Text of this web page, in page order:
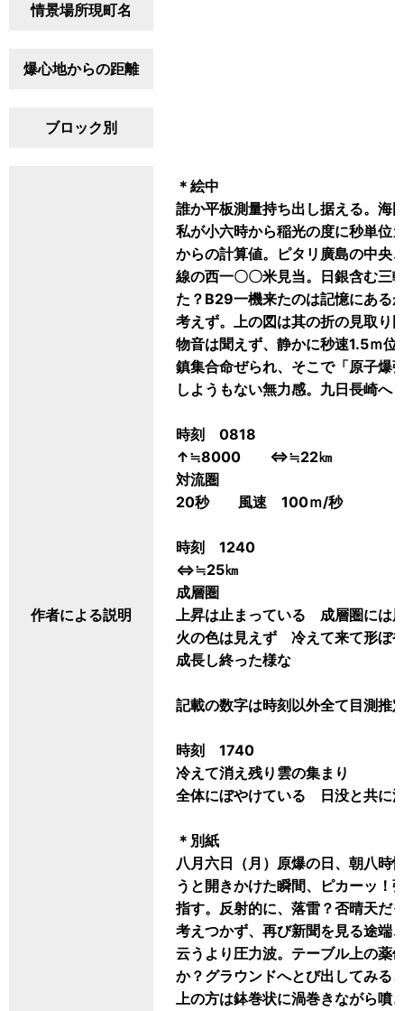
情景場所現町名
爆心地からの距離
ブロック別
作者による説明
＊絵中
誰か平板測量持ち出し据える。海
私が小六時から稲光の度に秒単位
からの計算値。ピタリ廣島の中央
線の西一〇〇米見当。日銀含む三
た？B29一機来たのは記憶にある
考えず。上の図は其の折の見取り
物音は聞えず、静かに秒速1.5ｍ
鎮集合命ぜられ、そこで「原子爆
しようもない無力感。九日長崎へ
時刻 0818
↑≒8000 ⇔≒22㎞
対流圏
20秒 風速 100ｍ/秒
時刻 1240
⇔≒25㎞
成層圏
上昇は止まっている 成層圏には
火の色は見えず 冷えて来て形ぼ
成長し終った様な
記載の数字は時刻以外全て目測推
時刻 1740
冷えて消え残り雲の集まり
全体にぼやけている 日没と共に
＊別紙
八月六日（月）原爆の日、朝八時
うと開きかけた瞬間、ピカーッ！
指す。反射的に、落雷？否晴天だ
考えつかず、再び新聞を見る途端
云うより圧力波。テーブル上の薬
か？グラウンドへとび出してみる
上の方は鉢巻状に渦巻きながら噴